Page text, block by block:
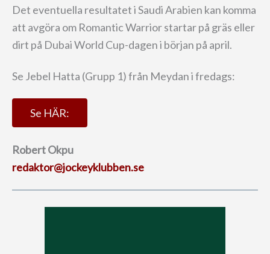
Det eventuella resultatet i Saudi Arabien kan komma
att avgöra om Romantic Warrior startar på gräs eller
dirt på Dubai World Cup-dagen i början på april.
Se Jebel Hatta (Grupp 1) från Meydan i fredags:
Se HÄR:
Robert Okpu
redaktor@jockeyklubben.se